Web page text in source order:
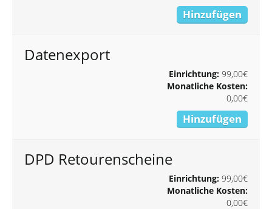
Hinzufügen
Datenexport
Einrichtung:99,00€
Monatliche Kosten:
0,00€
Hinzufügen
DPD Retourenscheine
Einrichtung:99,00€
Monatliche Kosten:
0,00€